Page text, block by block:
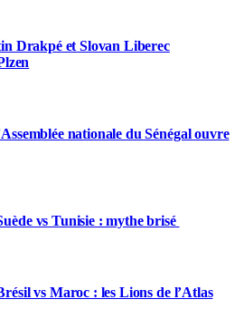
Drakpé et Slovan Liberec
nationale du Sénégal ouvre
vs Tunisie : mythe brisé
vs Maroc : les Lions de l’Atlas